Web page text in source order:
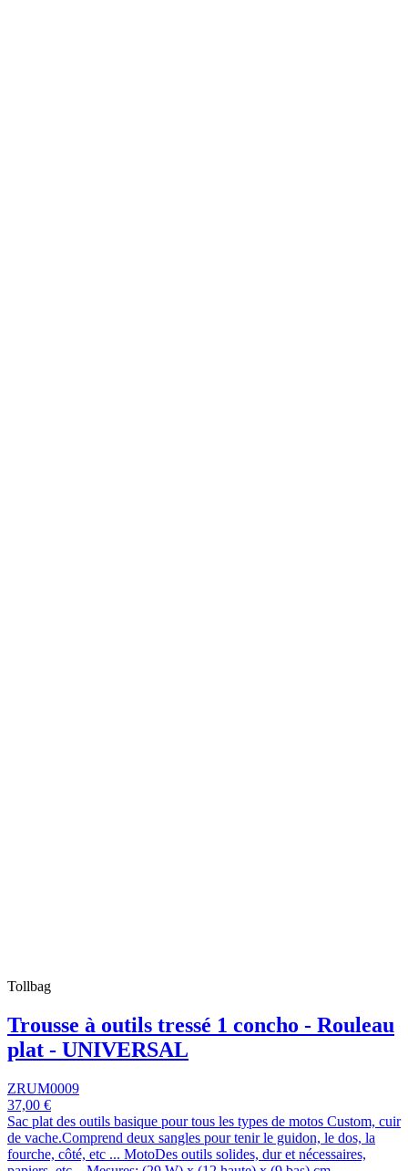
Tollbag
Trousse à outils tressé 1 concho - Rouleau
plat - UNIVERSAL
ZRUM0009
37,00 €
Sac plat des outils basique pour tous les types de motos Custom, cuir
de vache.Comprend deux sangles pour tenir le guidon, le dos, la
fourche, côté, etc ... MotoDes outils solides, dur et nécessaires,